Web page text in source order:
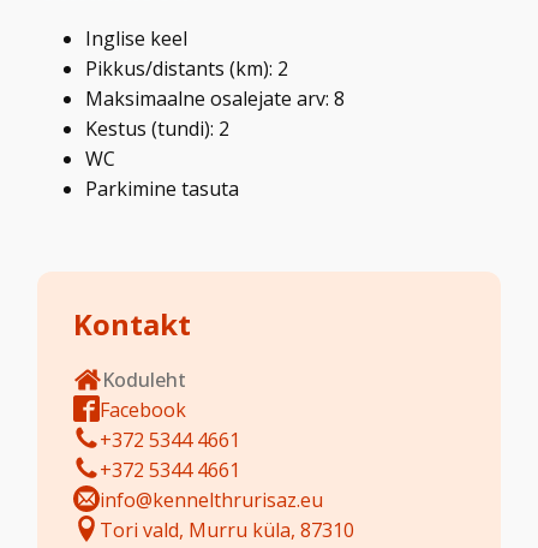
Inglise keel
Pikkus/distants (km): 2
Maksimaalne osalejate arv: 8
Kestus (tundi): 2
WC
Parkimine tasuta
Kontakt
Koduleht
Facebook
+372 5344 4661
+372 5344 4661
info@kennelthrurisaz.eu
Tori vald, Murru küla, 87310